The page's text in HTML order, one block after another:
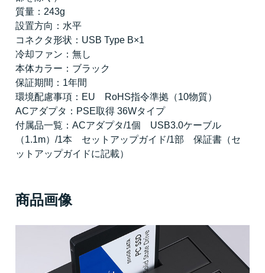
質量：243g
設置方向：水平
コネクタ形状：USB Type B×1
冷却ファン：無し
本体カラー：ブラック
保証期間：1年間
環境配慮事項：EU RoHS指令準拠（10物質）
ACアダプタ：PSE取得 36Wタイプ
付属品一覧：ACアダプタ/1個 USB3.0ケーブル
（1.1m）/1本 セットアップガイド/1部 保証書（セ
ットアップガイドに記載）
商品画像